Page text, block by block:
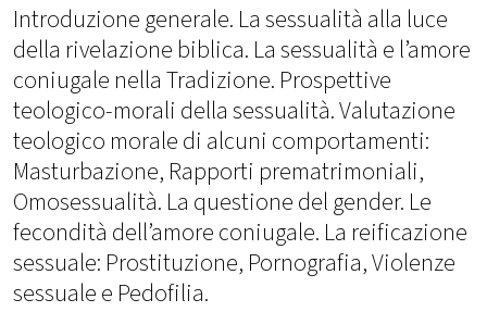
Introduzione generale. La sessualità alla luce
della rivelazione biblica. La sessualità e l’amore
coniugale nella Tradizione. Prospettive
teologico-morali della sessualità. Valutazione
teologico morale di alcuni comportamenti:
Masturbazione, Rapporti prematrimoniali,
Omosessualità. La questione del gender. Le
fecondità dell’amore coniugale. La reificazione
sessuale: Prostituzione, Pornografia, Violenze
sessuale e Pedofilia.